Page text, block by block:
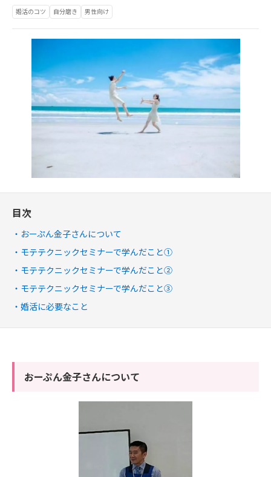
婚活のコツ 自分磨き 男性向け
目次
おーぷん金子さんについて
モテテクニックセミナーで学んだこと①
モテテクニックセミナーで学んだこと②
モテテクニックセミナーで学んだこと③
婚活に必要なこと
おーぷん金子さんについて